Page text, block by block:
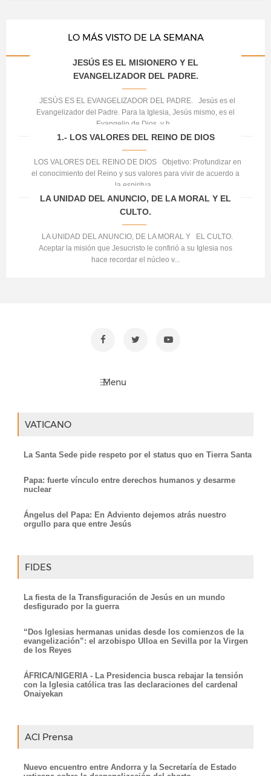
LO MÁS VISTO DE LA SEMANA
JESÚS ES EL MISIONERO Y EL
EVANGELIZADOR DEL PADRE.
JESÚS ES EL EVANGELIZADOR DEL PADRE. Jesús es el
Evangelizador del Padre. Para la Iglesia, Jesús mismo, es el
Evangelio de Dios, y h...
1.- LOS VALORES DEL REINO DE DIOS
LOS VALORES DEL REINO DE DIOS Objetivo: Profundizar en
el conocimiento del Reino y sus valores para vivir de acuerdo a
la espiritua...
LA UNIDAD DEL ANUNCIO, DE LA MORAL Y EL
CULTO.
LA UNIDAD DEL ANUNCIO, DE LA MORAL Y EL CULTO.
Aceptar la misión que Jesucristo le confirió a su Iglesia nos
hace recordar el núcleo v...
VATICANO
La Santa Sede pide respeto por el status quo en Tierra Santa
Papa: fuerte vínculo entre derechos humanos y desarme
nuclear
Ángelus del Papa: En Adviento dejemos atrás nuestro
orgullo para que entre Jesús
FIDES
La fiesta de la Transfiguración de Jesús en un mundo
desfigurado por la guerra
“Dos Iglesias hermanas unidas desde los comienzos de la
evangelización”: el arzobispo Ulloa en Sevilla por la Virgen
de los Reyes
ÁFRICA/NIGERIA - La Presidencia busca rebajar la tensión
con la Iglesia católica tras las declaraciones del cardenal
Onaiyekan
ACI Prensa
Nuevo encuentro entre Andorra y la Secretaría de Estado